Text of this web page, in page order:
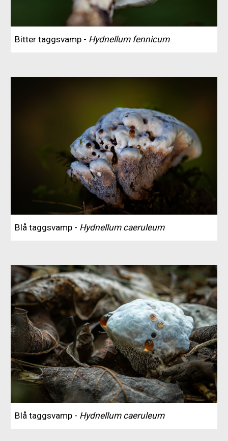
Bitter taggsvamp - Hydnellum fennicum
Blå taggsvamp - Hydnellum caeruleum
Blå taggsvamp - Hydnellum caeruleum